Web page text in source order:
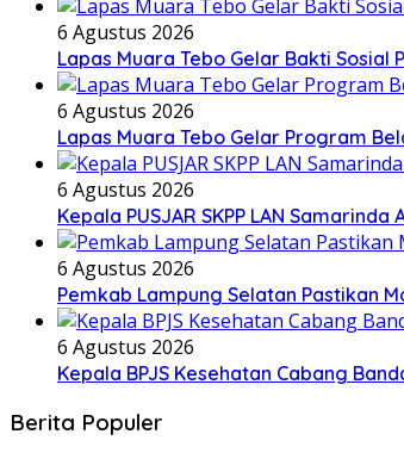
6 Agustus 2026
Lapas Muara Tebo Gelar Bakti Sosial
6 Agustus 2026
Lapas Muara Tebo Gelar Program
6 Agustus 2026
Kepala PUSJAR SKPP LAN
6 Agustus 2026
Pemkab Lampung Selatan Pastikan
6 Agustus 2026
Kepala BPJS Kesehatan Cabang
Berita Populer